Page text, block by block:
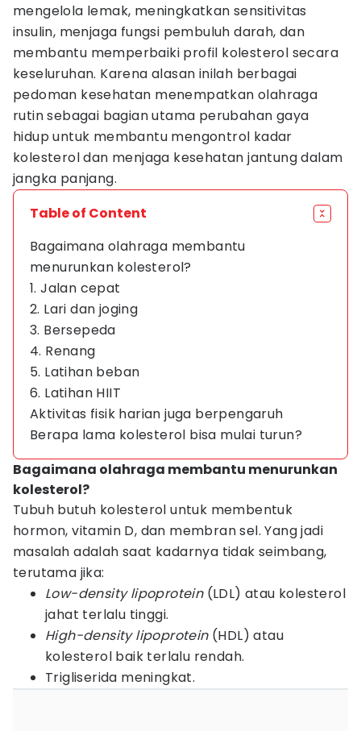
mengelola lemak, meningkatkan sensitivitas
insulin, menjaga fungsi pembuluh darah, dan
membantu memperbaiki profil kolesterol secara
keseluruhan. Karena alasan inilah berbagai
pedoman kesehatan menempatkan olahraga
rutin sebagai bagian utama perubahan gaya
hidup untuk membantu mengontrol kadar
kolesterol dan menjaga kesehatan jantung dalam
jangka panjang.
Table of Content
Bagaimana olahraga membantu
menurunkan kolesterol?
1. Jalan cepat
2. Lari dan joging
3. Bersepeda
4. Renang
5. Latihan beban
6. Latihan HIIT
Aktivitas fisik harian juga berpengaruh
Berapa lama kolesterol bisa mulai turun?
Bagaimana olahraga membantu menurunkan
kolesterol?
Tubuh butuh kolesterol untuk membentuk
hormon, vitamin D, dan membran sel. Yang jadi
masalah adalah saat kadarnya tidak seimbang,
terutama jika:
Low-density lipoprotein (LDL) atau kolesterol
jahat terlalu tinggi.
High-density lipoprotein(HDL) atau
kolesterol baik terlalu rendah.
Trigliserida meningkat.